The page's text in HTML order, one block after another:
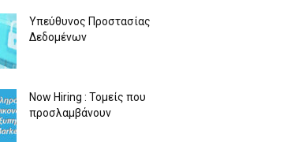
Υπεύθυνος Προστασίας
Δεδομένων
Now Hiring : Τομείς που
προσλαμβάνουν